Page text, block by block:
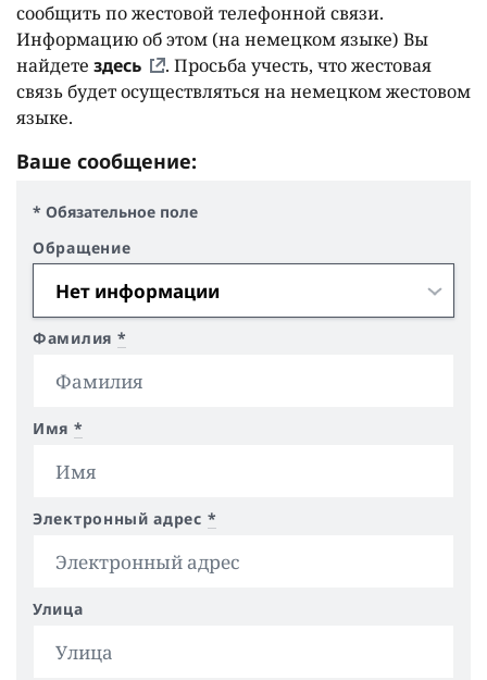
сообщить по жестовой телефонной связи.
Информацию об этом (на немецком языке) Вы
найдете здесь
. Просьба учесть, что жестовая
связь будет осуществляться на немецком жестовом
языке.
Ваше сообщение:
* Обязательное поле
Обращение
Фамилия *
Имя *
Электронный адрес *
Улица